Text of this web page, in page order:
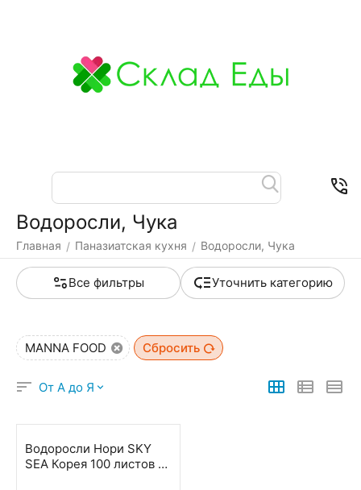
Водоросли, Чука
Главная / Паназиатская кухня / Водоросли, Чука
Все фильтры Уточнить категорию
MANNA FOOD Сбросить
От А до Я
Водоросли Нори SKY
SEA Корея 100 листов в